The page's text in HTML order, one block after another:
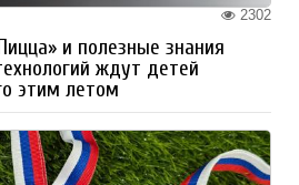
2302
и полезные знания
ждут детей
этим летом